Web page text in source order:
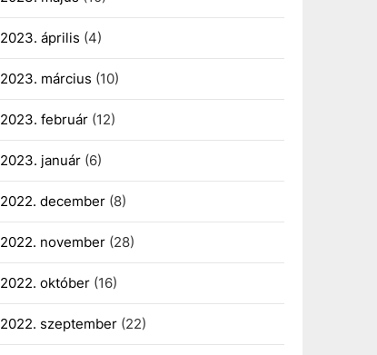
2023. április (4)
2023. március (10)
2023. február(12)
2023. január(6)
2022. december(8)
2022. november(28)
2022. október(16)
2022. szeptember(22)